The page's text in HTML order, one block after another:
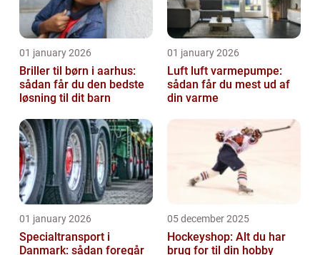
01 january 2026
Briller til børn i aarhus:
sådan får du den bedste
løsning til dit barn
01 january 2026
Luft luft varmepumpe:
sådan får du mest ud af
din varme
01 january 2026
Specialtransport i
Danmark: sådan foregår
05 december 2025
Hockeyshop: Alt du har
brug for til din hobby